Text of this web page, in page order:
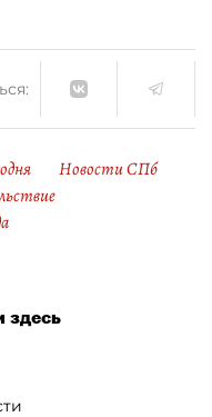
Новости СПб
здесь